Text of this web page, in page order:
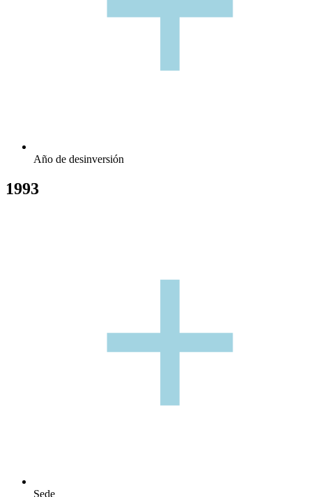
Año de desinversión
1993 +
Sede